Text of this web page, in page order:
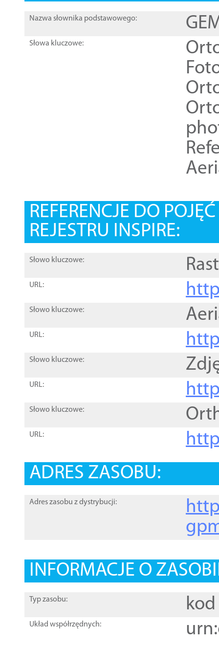
Nazwa słownika podstawowego:
Słowa kluczowe:
REFERENCJE DO
REJESTRU INSPIRE:
Słowo kluczowe:
URL:
Słowo kluczowe:
URL:
Słowo kluczowe:
URL:
Słowo kluczowe:
URL:
ADRES ZASOBU:
Adres zasobu z dystrybucji:
INFORMACJE O
Typ zasobu: kod
Układ współrzędnych: